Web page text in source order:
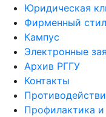
Юридическая
Фирменный
Кампус
Электронные
Архив РГГУ
Контакты
Профилактика